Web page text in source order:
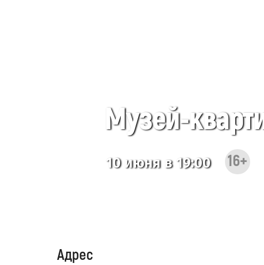
Музей-
10 июня в 19:00 16+
Адрес